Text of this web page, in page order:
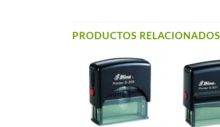
PRODUCTOS RELACIONADOS
Añadir a
Favoritos